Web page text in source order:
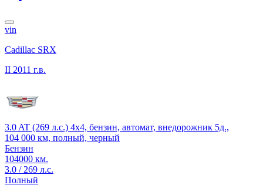
vin
Cadillac SRX
II 2011 г.в.
3.0 AT (269 л.с.) 4x4, бензин, автомат, внедорожник 5д.,
104 000 км, полный, черный
Бензин
104000 км.
3.0 / 269 л.с.
Полный